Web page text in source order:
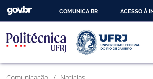
COMUNICA BR ACESSO À